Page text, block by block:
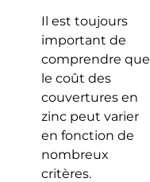
Il est toujours
important de
comprendre que
le coût des
couvertures en
zinc peut varier
en fonction de
nombreux
critères.